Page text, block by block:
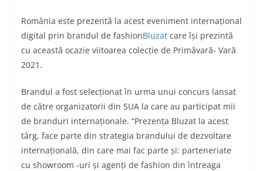
România este prezentă la acest eveniment internațional
digital prin brandul de fashionBluzat care își prezintă
cu această ocazie viitoarea colecție de Primăvară- Vară
2021.
Brandul a fost selecționat în urma unui concurs lansat
de către organizatorii din SUA la care au participat mii
de branduri internaționale. “Prezența Bluzat la acest
târg, face parte din strategia brandului de dezvoltare
internațională, din care mai fac parte și: parteneriate
cu showroom -uri și agenți de fashion din întreaga